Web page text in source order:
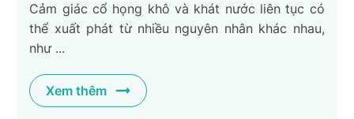
Cảm giác cổ họng khô và khát nước liên tục có
thể xuất phát từ nhiều nguyên nhân khác nhau,
như ...
Xem thêm